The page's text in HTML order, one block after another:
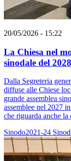
20/05/2026 - 15:22
La Chiesa nel
sinodale del 2028
Dalla Segreteria
diffuse alle Chiese
grande assemblea
assemblee nel 2027
che riguarda anche
Sinodo2021-24